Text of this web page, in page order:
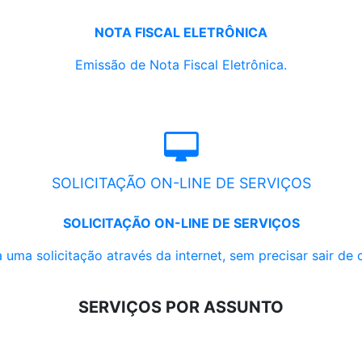
NOTA FISCAL ELETRÔNICA
Emissão de Nota Fiscal Eletrônica.
SOLICITAÇÃO ON-LINE DE SERVIÇOS
SOLICITAÇÃO ON-LINE DE SERVIÇOS
uma solicitação através da internet, sem precisar sair de
SERVIÇOS POR ASSUNTO